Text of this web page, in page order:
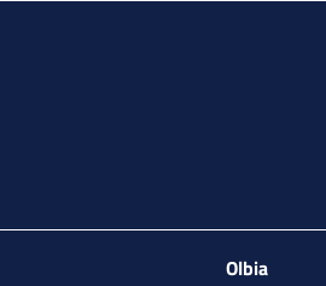
Olbia